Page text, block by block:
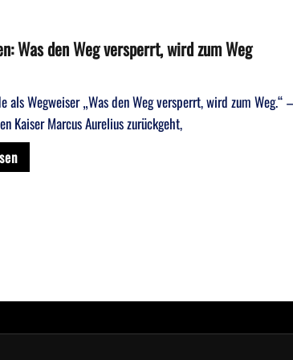
Was den Weg versperrt, wird zum Weg
als Wegweiser „Was den Weg versperrt, wird zum Weg.“
Kaiser Marcus Aurelius zurückgeht,